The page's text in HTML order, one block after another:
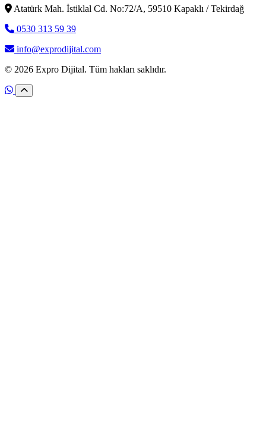
Atatürk Mah. İstiklal Cd. No:72/A, 59510 Kapaklı / Tekirdağ
0530 313 59 39
info@exprodijital.com
© 2026 Expro Dijital. Tüm hakları saklıdır.